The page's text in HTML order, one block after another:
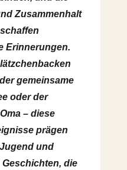
Zusammenhalt
Erinnerungen.
gemeinsame
oder der
– diese
prägen
und
die